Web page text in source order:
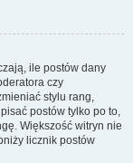
ile postów dany
czy
stylu rang,
postów tylko po to,
Większość witryn nie
licznik postów